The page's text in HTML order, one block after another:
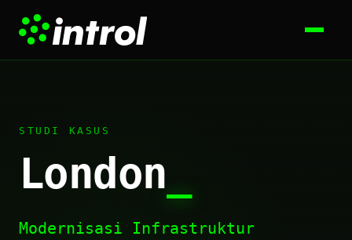
STUDI KASUS
London
Modernisasi Infrastruktur